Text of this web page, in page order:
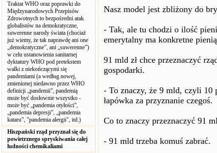
Traktat WHO oraz poprawki do
Międzynarodowych Przepisów
Zdrowotnych to bezpośredni atak
globalistów na demokratyczne,
suwerenne narody świata (chociaż
już wiemy, że tak naprawdę ani one
„demokratyczne”, ani „suwerenne”)
w celu ustanowienia sanitarnej
dyktatury WHO pod pretekstem
walki z niekończącymi się
pandemiami (a według nowej,
zmienionej niedawno przez WHO
definicji „pandemii”, pandemią
może być dosłownie wszystko -
może być „pandemia otyłości”,
„pandemia depresji”, „pandemia
kataru”, "pandemia alergii", itd.)
Hiszpański rząd przyznał się do
powietrznego spryskiwania całej
ludności chemikaliami
Nasz model jest zbliżony do
- Tak, ale tu chodzi o ilość
emerytalny ma konkretne
91 mld zł chce przeznaczyć
gospodarki.
- To znaczy, że 9 mld, czyli 10
łapówka za przyznanie czegoś.
Co to znaczy przeznaczyć 91
- 91 mld trzeba komuś zabrać.